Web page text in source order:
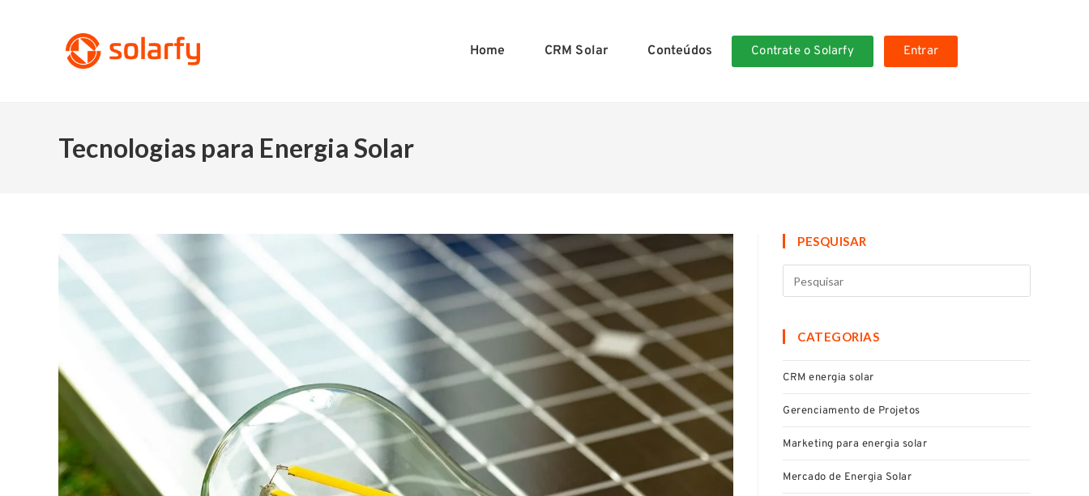
Home CRM Solar Conteúdos Contrate o Solarfy Entrar
Tecnologias para Energia Solar
PESQUISAR
CATEGORIAS
CRM energia solar
Gerenciamento de Projetos
Marketing para energia solar
Mercado de Energia Solar